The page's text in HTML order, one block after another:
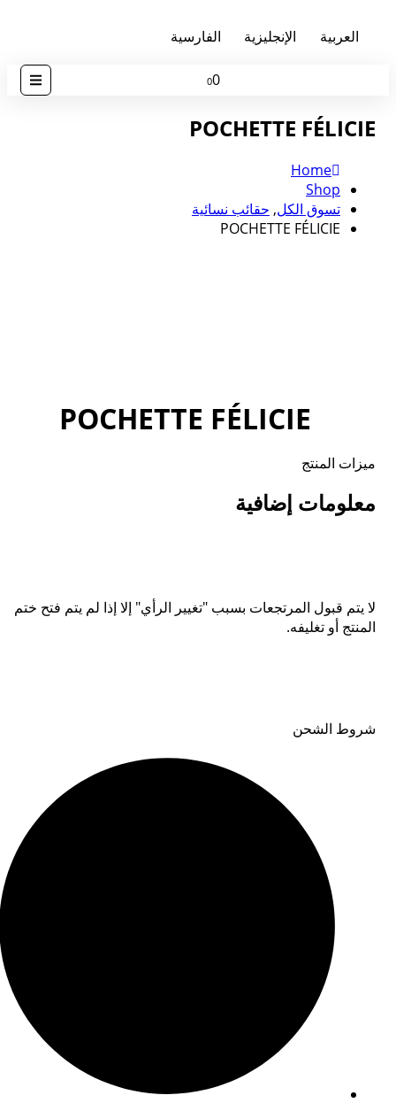
العربية الإنجليزية الفارسية
00
POCHETTE FÉLICIE
Home
Shop
تسوق الكل, حقائب نسائية
POCHETTE FÉLICIE
POCHETTE FÉLICIE
ميزات المنتج
معلومات إضافية
لا يتم قبول المرتجعات بسبب "تغيير الرأي" إلا إذا لم يتم فتح ختم
المنتج أو تغليفه.
شروط الشحن